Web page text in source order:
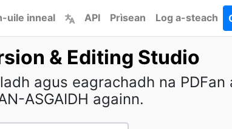
uile inneal API Prìsean Log a-steach
& Editing Studio
agus eagrachadh na PDFan
ASGAIDH againn.